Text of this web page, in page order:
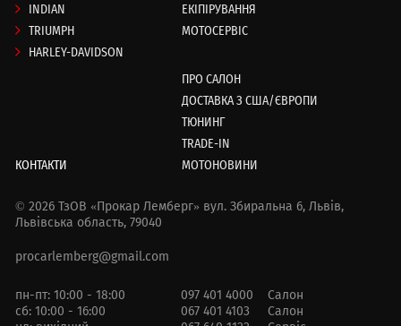
INDIAN
TRIUMPH
HARLEY-DAVIDSON
ЕКІПІРУВАННЯ
МОТОСЕРВІС
ПРО САЛОН
ДОСТАВКА З США/ЄВРОПИ
ТЮНИНГ
TRADE-IN
МОТОНОВИНИ
КОНТАКТИ
© 2026 ТзОВ «Прокар Лемберг» вул. Збиральна 6, Львів,
Львівська область, 79040
procarlemberg@gmail.com
пн-пт: 10:00 - 18:00
сб: 10:00 - 16:00
097 401 4000
Салон
067 401 4103
Салон